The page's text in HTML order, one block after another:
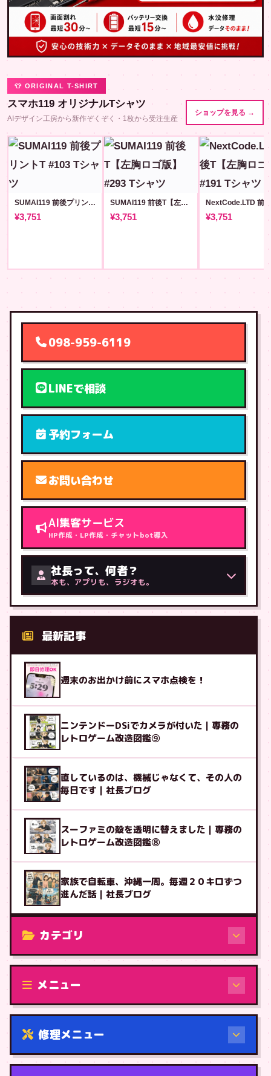
👕 ORIGINAL T-SHIRT
スマホ119 オリジナルTシャツ
AIデザイン工房から新作ぞくぞく・1枚から受注生産
ショップを見る →
SUMAI119 前後プリントT #103
¥3,751
SUMAI119 前後T【左胸ロゴ版】#293
¥3,751 ¥3,751
098-959-6119
LINEで相談
予約フォーム
お問い合わせ
AI集客サービス
HP作成・LP作成・チャットbot導入
社長って、何者？
本も、アプリも、ラジオも。
最新記事
週末のお出かけ前にスマホ点検を！
ニンテンドーDSiでカメラが付いた｜専務の
レトロゲーム改造図鑑⑨
直しているのは、機械じゃなくて、その人の
毎日です｜社長ブログ
スーファミの殻を透明に替えました｜専務の
レトロゲーム改造図鑑⑧
家族で自転車、沖縄一周。毎週２０キロずつ
進んだ話｜社長ブログ
カテゴリ
修理（機種から）
メニュー
修理メニュー
機種から